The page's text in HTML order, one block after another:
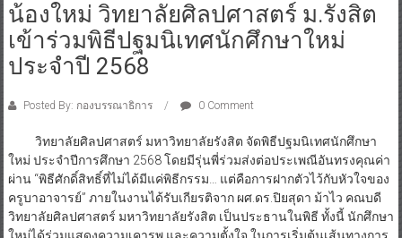
น้องใหม่ วิทยาลัยศิลปศาสตร์ ม.รังสิต
เข้าร่วมพิธีปฐมนิเทศนักศึกษาใหม่
ประจำปี 2568
Posted By: กองบรรณาธิการ 0 Comment
วิทยาลัยศิลปศาสตร์ มหาวิทยาลัยรังสิต จัดพิธีปฐมนิเทศนักศึกษา
ใหม่ ประจำปีการศึกษา 2568 โดยมีรุ่นพี่ร่วมส่งต่อประเพณีอันทรงคุณค่า
ผ่าน “พิธีศักดิ์สิทธิ์ที่ไม่ได้มีแค่พิธีกรรม… แต่คือการฝากตัวไว้กับหัวใจของ
ครูบาอาจารย์” ภายในงานได้รับเกียรติจาก ผศ.ดร.ปิยสุดา ม้าไว คณบดี
วิทยาลัยศิลปศาสตร์ มหาวิทยาลัยรังสิต เป็นประธานในพิธี ทั้งนี้ นักศึกษา